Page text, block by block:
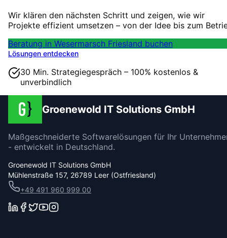
Wir klären den nächsten Schritt und zeigen, wie wir
Projekte effizient umsetzen – von der Idee bis zum
Beratung in Wesermarsch Friesland buchen
Lösungen entdecken
30 Min. Strategiegespräch – 100% kostenlos &
unverbindlich
Groenewold IT Solutions GmbH
Maßgeschneiderte Softwarelösungen für Ihr
- entwickelt in Deutschland.
Groenewold IT Solutions GmbH
Mühlenstraße 157, 26789 Leer (Ostfriesland)
+49 491 960 999 00